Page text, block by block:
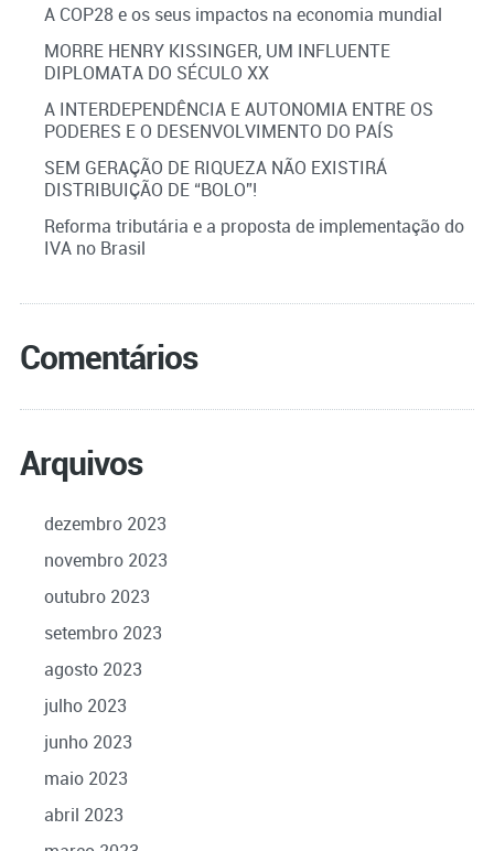
A COP28 e os seus impactos na economia mundial
MORRE HENRY KISSINGER, UM INFLUENTE
DIPLOMATA DO SÉCULO XX
A INTERDEPENDÊNCIA E AUTONOMIA ENTRE OS
PODERES E O DESENVOLVIMENTO DO PAÍS
SEM GERAÇÃO DE RIQUEZA NÃO EXISTIRÁ
DISTRIBUIÇÃO DE “BOLO”!
Reforma tributária e a proposta de implementação do
IVA no Brasil
Comentários
Arquivos
dezembro 2023
novembro 2023
outubro 2023
setembro 2023
agosto 2023
julho 2023
junho 2023
maio 2023
abril 2023